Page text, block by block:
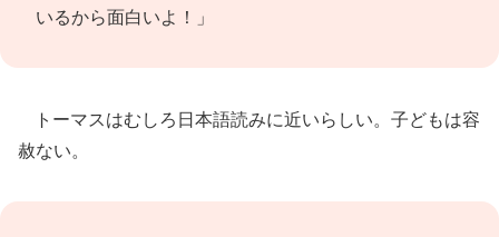
いるから面白いよ！」
トーマスはむしろ日本語読みに近いらしい。子どもは容
赦ない。